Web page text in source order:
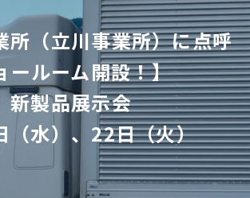
所（立川事業所）に点呼
ールーム開設！】
新製品展示会
（水）、22日（火）